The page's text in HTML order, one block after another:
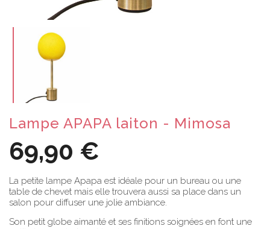
Lampe APAPA laiton - Mimosa
69,90 €
La petite lampe Apapa est idéale pour un bureau ou une
table de chevet mais elle trouvera aussi sa place dans un
salon pour diffuser une jolie ambiance.
Son petit globe aimanté et ses finitions soignées en font une